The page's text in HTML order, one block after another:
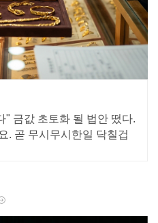
" 금값 초토화 될 법안 떴다.
. 곧 무시무시한일 닥칠겁